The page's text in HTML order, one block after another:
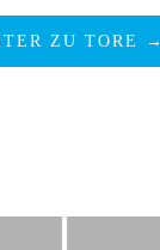
ZU TORE →